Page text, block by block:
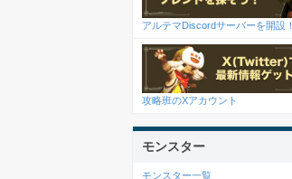
アルテマDiscordサーバーを開設！
攻略班のXアカウント
モンスター
モンスター一覧